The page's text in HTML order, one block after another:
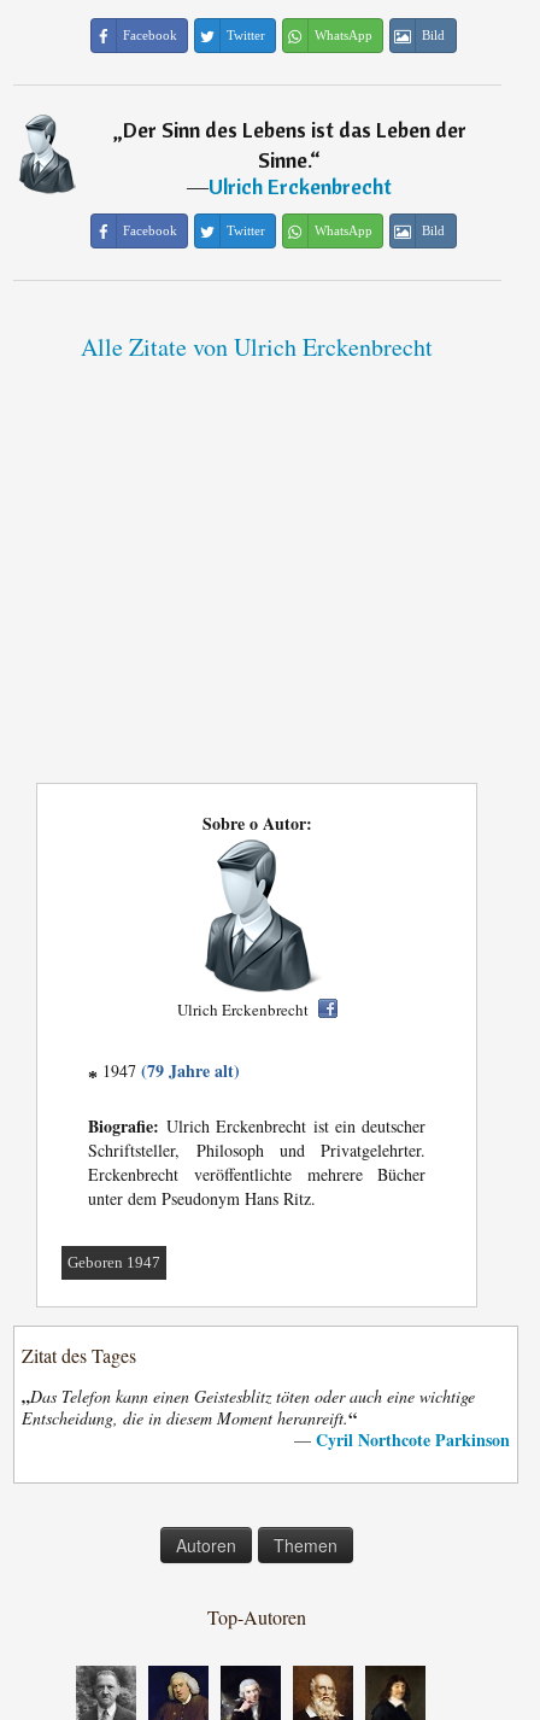
Facebook Twitter WhatsApp Bild
„Der Sinn des Lebens ist das Leben der
Sinne.“
―Ulrich Erckenbrecht
Facebook Twitter WhatsApp Bild
Alle Zitate von Ulrich Erckenbrecht
Sobre o Autor:
Ulrich Erckenbrecht
* 1947(79 Jahre alt)
Biografie: Ulrich Erckenbrecht ist ein deutscher
Schriftsteller, Philosoph und Privatgelehrter.
Erckenbrecht veröffentlichte mehrere Bücher
unter dem Pseudonym Hans Ritz.
Geboren 1947
Zitat des Tages
„Das Telefon kann einen Geistesblitz töten oder auch eine wichtige
Entscheidung, die in diesem Moment heranreift.“
— Cyril Northcote Parkinson
Autoren Themen
Top-Autoren